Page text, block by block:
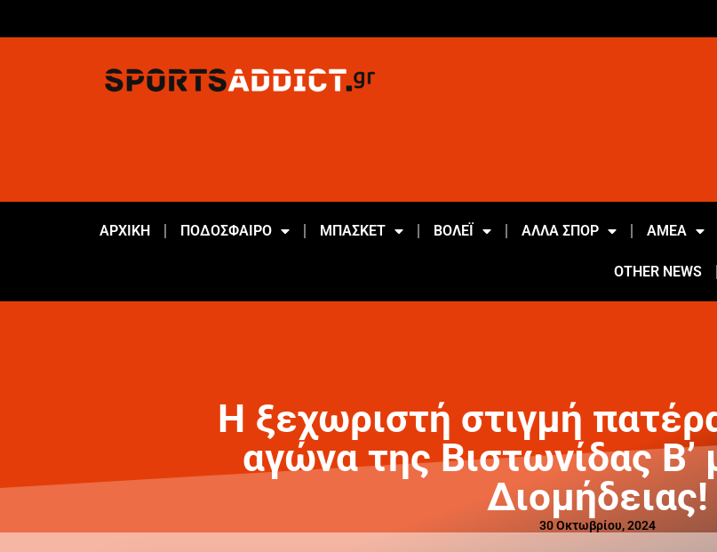
ΑΡΧΙΚΗ ΠΟΔΟΣΦΑΙΡΟ ΜΠΑΣΚΕΤ ΒΟΛΕΪ ΑΛΛΑ ΣΠΟΡ ΑΜΕΑ
OTHER NEWS
Η ξεχωριστή στιγμή
αγώνα της Βιστωνίδας
Διομήδειας!
30 Οκτωβρίου, 2024